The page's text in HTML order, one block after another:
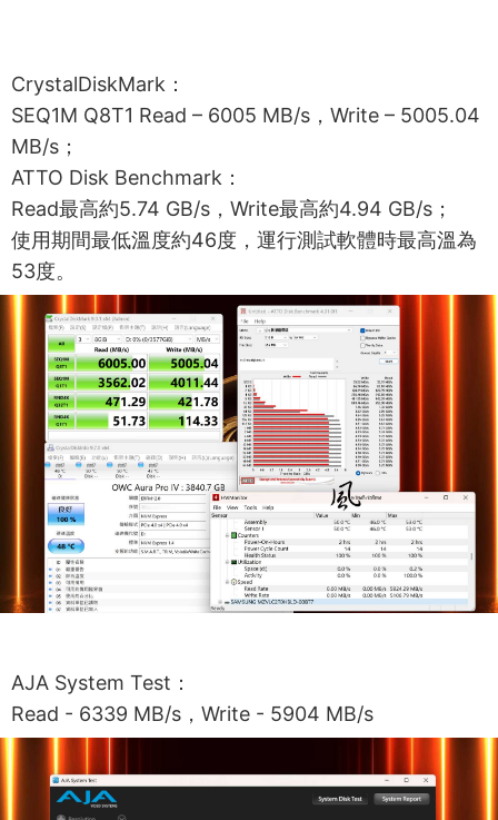
CrystalDiskMark：
SEQ1M Q8T1 Read – 6005 MB/s，Write – 5005.04
MB/s；
ATTO Disk Benchmark：
Read最高約5.74 GB/s，Write最高約4.94 GB/s；
使用期間最低溫度約46度，運行測試軟體時最高溫為
53度。
AJA System Test：
Read - 6339 MB/s，Write - 5904 MB/s